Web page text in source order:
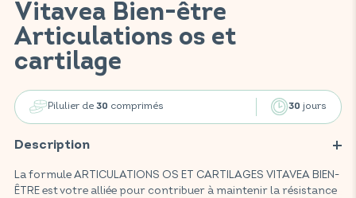
Vitavea Bien-être
Articulations os et
cartilage
Pilulier de 30 comprimés 30 jours
Description
La formule ARTICULATIONS OS ET CARTILAGES VITAVEA BIEN-
ÊTRE est votre alliée pour contribuer à maintenir la résistance